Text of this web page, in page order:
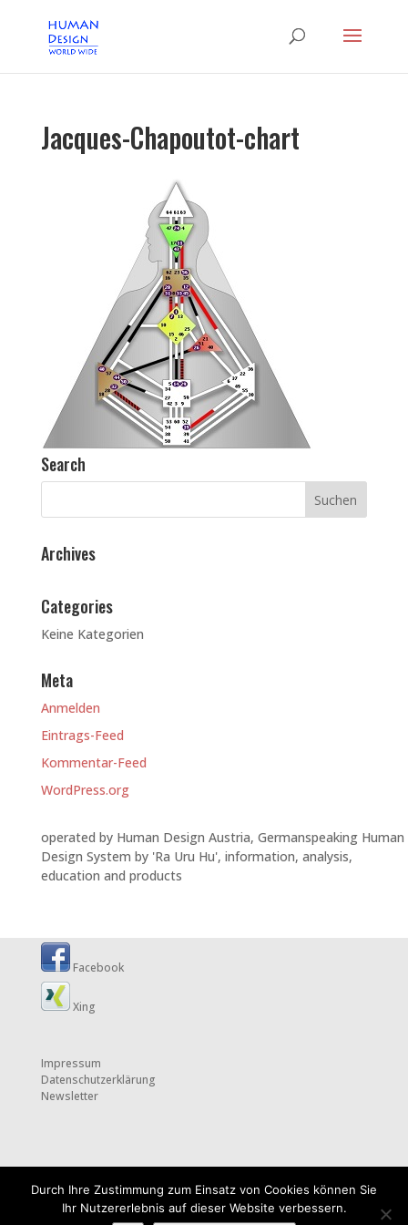
Jacques-Chapoutot-chart
Search
Archives
Categories
Keine Kategorien
Meta
Anmelden
Eintrags-Feed
Kommentar-Feed
WordPress.org
operated by Human Design Austria, Germanspeaking Human
Design System by 'Ra Uru Hu', information, analysis,
education and products
Facebook
Xing
Impressum
Datenschutzerklärung
Newsletter
Durch Ihre Zustimmung zum Einsatz von Cookies können Sie
Ihr Nutzererlebnis auf dieser Website verbessern.